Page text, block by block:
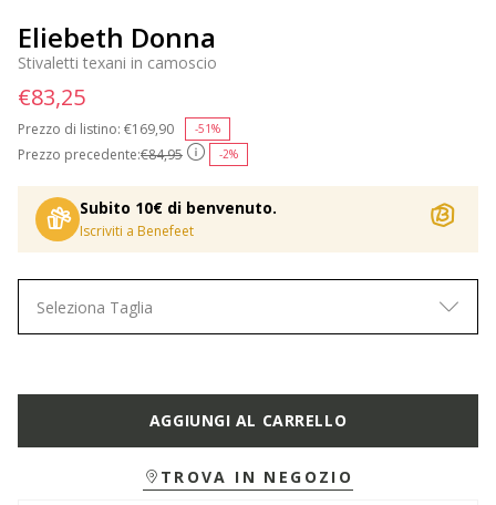
Eliebeth Donna
Stivaletti texani in camoscio
Prezzo precedente:€84,95 -2%
Prezzo di listino: Price reduced from
€169,90 -51%
€83,25
Subito 10€ di benvenuto.
Iscriviti a Benefeet
Seleziona Taglia
AGGIUNGI AL CARRELLO
TROVA IN NEGOZIO